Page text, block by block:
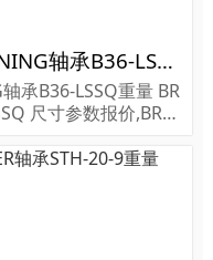
B36-LSSQ轴承参数,BROWNING轴承B36-LSSQ重量
承B36-LSSQ重量 BR
尺寸参数报价,BRO